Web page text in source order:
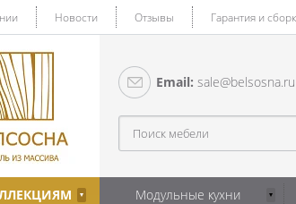
Новости Отзывы Гарантия и
Email: sale@belsosna.ru
Модульные кухни